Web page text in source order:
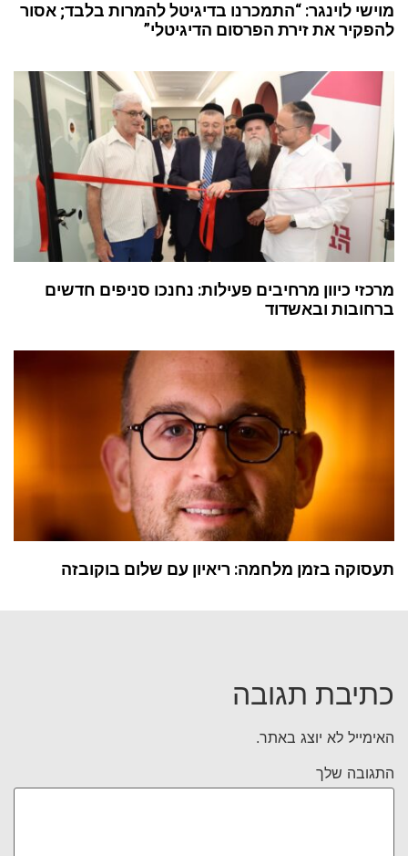
מוישי לוינגר: “התמכרנו בדיגיטל להמרות בלבד; אסור
להפקיר את זירת הפרסום הדיגיטלי”
מרכזי כיוון מרחיבים פעילות: נחנכו סניפים חדשים
ברחובות ובאשדוד
תעסוקה בזמן מלחמה: ריאיון עם שלום בוקובזה
כתיבת תגובה
האימייל לא יוצג באתר.
התגובה שלך